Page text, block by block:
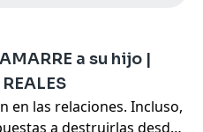
a su hijo |
en las relaciones. Incluso,
a destruirlas desde